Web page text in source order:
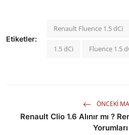
Etiketler:
Renault Fluence 1.5 dCi
1.5 dCi Fluence 1.5
ÖNCEKI
Renault Clio 1.6 Alınır mı ?